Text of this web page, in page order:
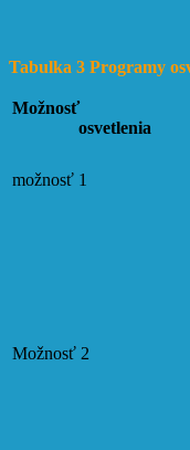
Tabulka 3 Programy
Možnosť
osvetlenia
možnosť 1
Možnosť 2